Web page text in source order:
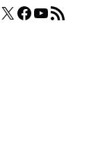
X Facebook
Youtube
Feed RSS